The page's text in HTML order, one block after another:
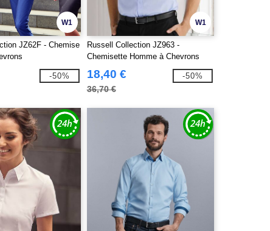
W1
JZ62F - Chemise
-50%
W1
Russell Collection JZ963 -
Chemisette Homme à Chevrons
Coupe Cintrée
18,40 €
36,70 €
-50%